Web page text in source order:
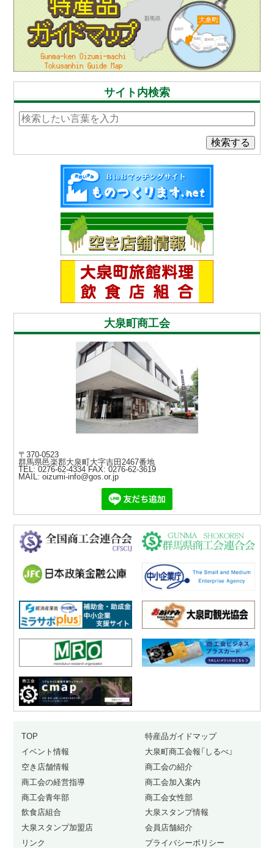
サイト内検索
検索する
大泉町商工会
〒370-0523
群馬県邑楽郡大泉町大字吉田2467番地
TEL: 0276-62-4334FAX: 0276-62-3619
MAIL: oizumi-info@gos.or.jp
TOP
特産品ガイドマップ
イベント情報
大泉町商工会報「しるべ」
空き店舗情報
商工会の紹介
商工会の経営指導
商工会加入案内
商工会青年部
商工会女性部
飲食店組合
大泉スタンプ情報
大泉スタンプ加盟店
会員店舗紹介
リンク
プライバシーポリシー